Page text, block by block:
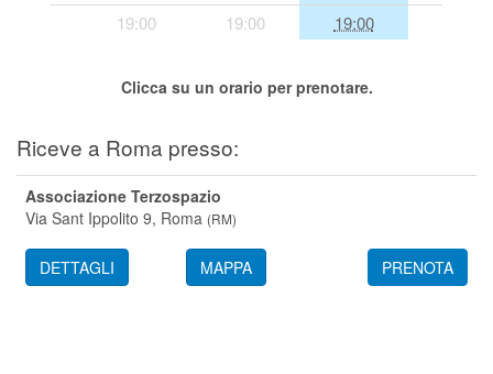
19:00
19:00 19:00
Clicca su un orario per prenotare.
Riceve a Roma presso:
Associazione Terzospazio
Via Sant Ippolito 9, Roma (RM)
DETTAGLI MAPPA PRENOTA